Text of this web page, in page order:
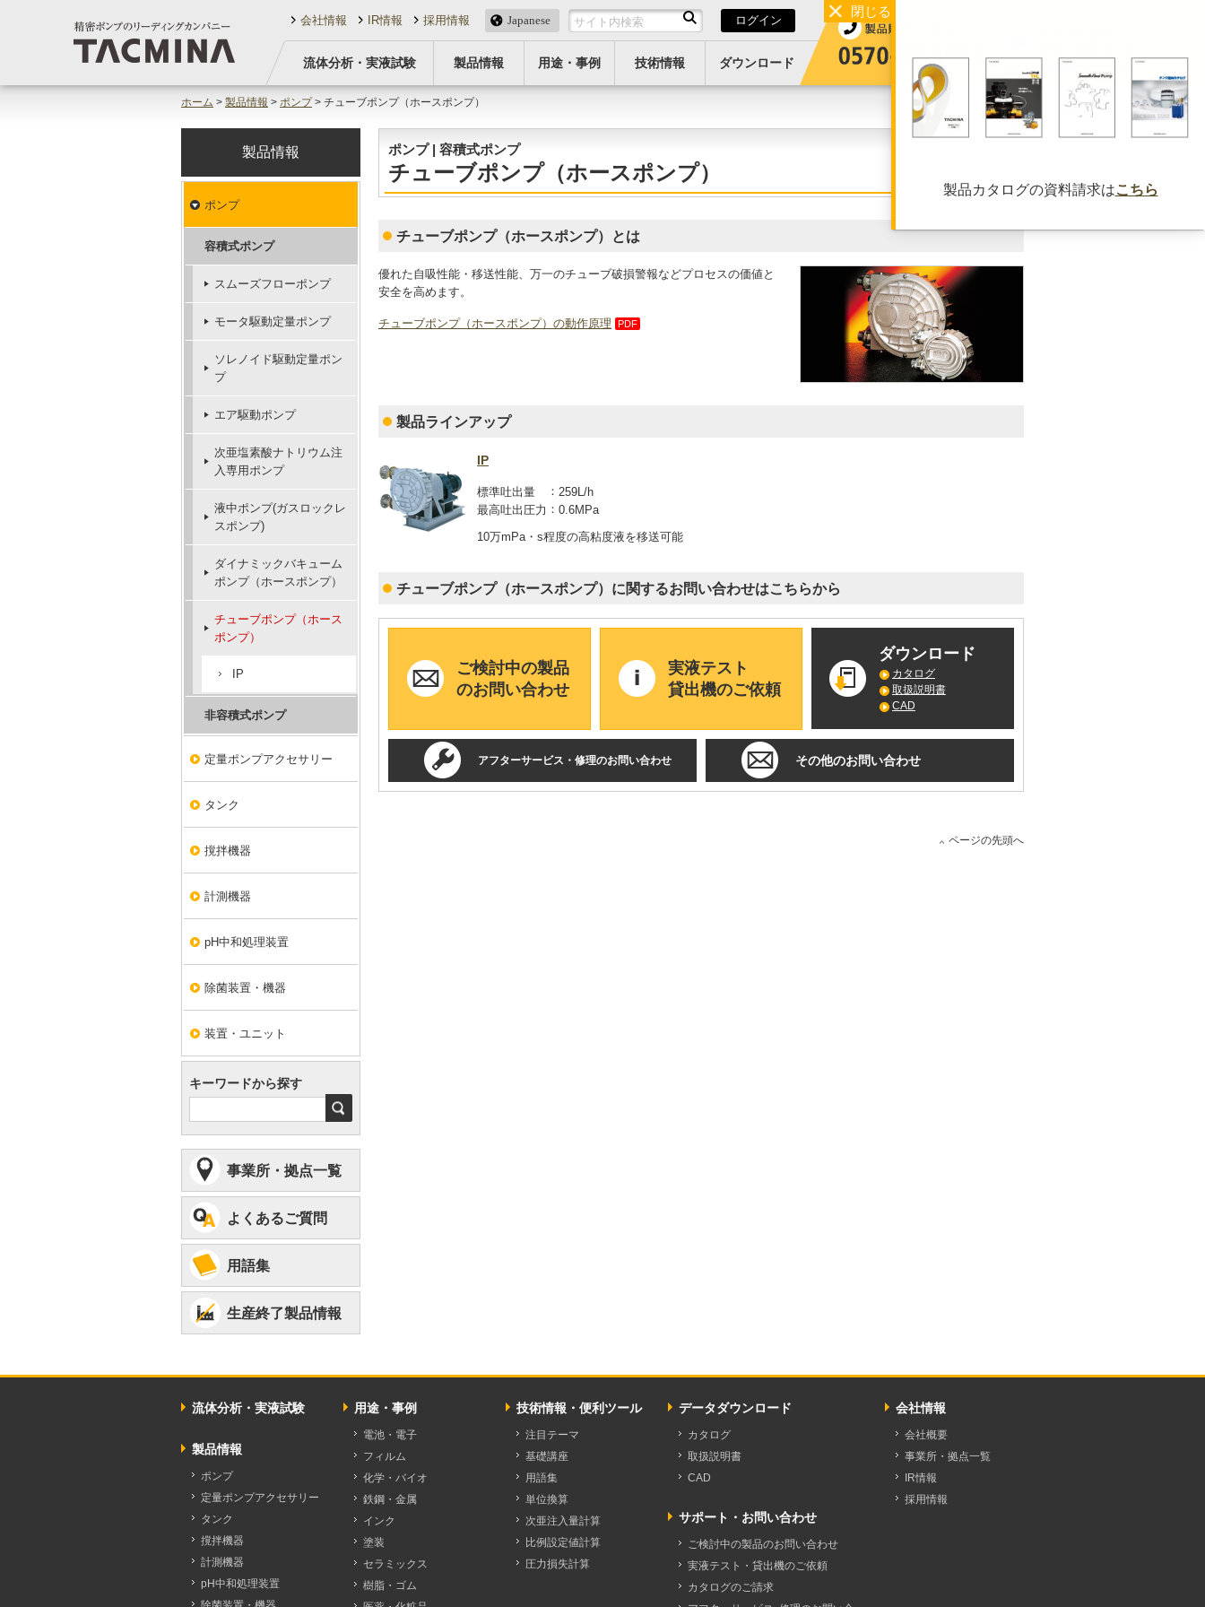
会社情報 IR情報 採用情報 Japanese ログイン
流体分析・実液試験 製品情報 用途・事例 技術情報 ダウンロード
ホーム > 製品情報 > ポンプ> チューブポンプ（ホースポンプ）
ポンプ | 容積式ポンプ
チューブポンプ（ホースポンプ）
チューブポンプ（ホースポンプ）とは
優れた自吸性能・移送性能、万一のチューブ破損警報などプロセスの価値と
安全を高めます。
チューブポンプ（ホースポンプ）の動作原理 PDF
製品ラインアップ
IP
標準吐出量
259L/h
最高吐出圧力
0.6MPa
10万mPa・s程度の高粘度液を移送可能
チューブポンプ（ホースポンプ）に関するお問い合わせはこちらから
ご検討中の製品
のお問い合わせ
実液テスト
貸出機のご依頼
ダウンロード
カタログ
取扱説明書
CAD
アフターサービス・修理のお問い合わせ その他のお問い合わせ
製品カタログの資料請求はこちら
ページの先頭へ
製品情報
ポンプ
容積式ポンプ
スムーズフローポンプ
モータ駆動定量ポンプ
ソレノイド駆動定量ポン
プ
エア駆動ポンプ
次亜塩素酸ナトリウム注
入専用ポンプ
液中ポンプ(ガスロックレ
スポンプ)
ダイナミックバキューム
ポンプ（ホースポンプ）
チューブポンプ（ホース
ポンプ）
IP
非容積式ポンプ
定量ポンプアクセサリー
タンク
撹拌機器
計測機器
pH中和処理装置
除菌装置・機器
装置・ユニット
キーワードから探す
検
索
事業所・拠点一覧
よくあるご質問
用語集
生産終了製品情報
流体分析・実液試験
製品情報
ポンプ
定量ポンプアクセサリー
タンク
撹拌機器
計測機器
pH中和処理装置
用途・事例
電池・電子
フィルム
化学・バイオ
鉄鋼・金属
インク
塗装
セラミックス
樹脂・ゴム
技術情報・便利ツール
注目テーマ
基礎講座
用語集
単位換算
次亜注入量計算
比例設定値計算
圧力損失計算
データダウンロード
カタログ
取扱説明書
CAD
サポート・お問い合わせ
ご検討中の製品のお問い合わせ
実液テスト・貸出機のご依頼
カタログのご請求
会社情報
会社概要
事業所・拠点一覧
IR情報
採用情報